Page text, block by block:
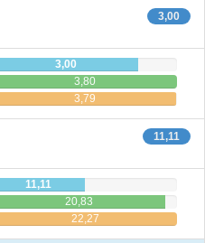
3,00
3,00
3,80
3,79
11,11
11,11
20,83
22,27